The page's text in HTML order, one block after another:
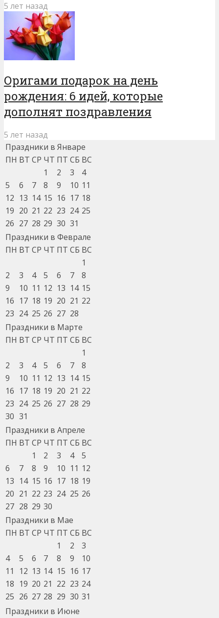
5 лет назад
Оригами подарок на день
рождения: 6 идей, которые
дополнят поздравления
5 лет назад
Праздники в Январе
ПН ВТ СР ЧТ ПТ СБ ВС
1
2 3
4
5
6 7 8 9 10 11
12 13 14 15 16 17 18
19 20 21 22 23 24 25
26 27 28 29 30 31
Праздники в Феврале
ПН ВТ СР ЧТ ПТ СБ ВС
1
2
3 4 5 6 7
8
9
10 11 12 13 14 15
16 17 18 19 20 21 22
23 24 25 26 27 28
Праздники в Марте
ПН ВТ СР ЧТ ПТ СБ ВС
1
2
3 4 5 6 7
8
9
10 11 12 13 14 15
16 17 18 19 20 21 22
23 24 25 26 27 28 29
30 31
Праздники в Апреле
ПН ВТ СР ЧТ ПТ СБ ВС
1
2 3 4
5
6
7 8 9 10 11 12
13 14 15 16 17 18 19
20 21 22 23 24 25 26
27 28 29 30
Праздники в Мае
ПН ВТ СР ЧТ ПТ СБ ВС
1
2
3
4
5 6 7 8 9
10
11
12 13 14 15 16 17
18 19 20 21 22 23 24
25 26 27 28 29 30 31
Праздники в Июне